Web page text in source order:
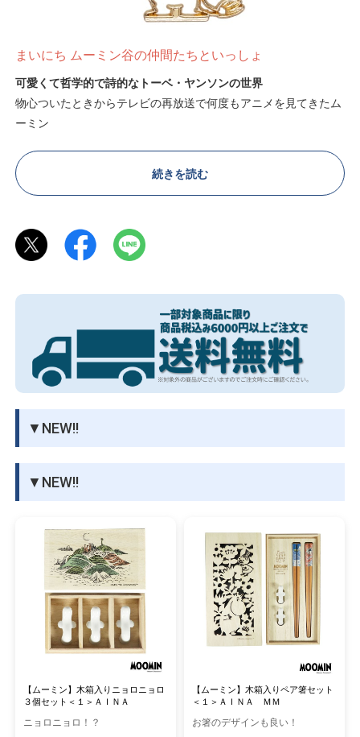
まいにち ムーミン谷の仲間たちといっしょ
可愛くて哲学的で詩的なトーベ・ヤンソンの世界
物心ついたときからテレビの再放送で何度もアニメを見てきたム
ーミン
大学に入るくらいまで日本のアニメキャラクターだと思っていま
した。
ンの描く独特の絵の雰囲気や、それぞれのキャラクターの個性や
細かく描き切られた絵の上手さに驚きました。
な本なんだなと、改めてムーミンの良さが解った気がします。
トーベ・ヤンソンとは
商業画家の娘 としてフィンランドの首都ヘルシンキに誕生。 幼
い頃から才能を発揮し、画 家、イラストレーターとしても活躍。
1945年に小説 「小さなトロールと大き な洪水』を発表し、ムー
ミンをこの世に送り出しました。 2001年に世を去る まで、精力
コ画 など、 ジャンルにとらわれない多くの作品を残していま
ムーミンとは
「ムーミン」は、フィンランドの国民的作家であり、 画家、 芸
術家である トーベ・ヤンソンによってうみだされました。 ムー
ミントロールやその仲間 たちが繰り広げる物語は、50か国以上
の国々で翻訳出版されています。 原作である小説、 コミック
ス、 絵本をもとにしたグッズやスポット、 アニ メーションなど
は、本国フィンランドだけではなく、 日本をはじめとする多 く
の国の人々に愛されています。
続きを読む
▼NEW!!
▼NEW!!
【ムーミン】木箱入りニョロニョロ
３個セット＜１＞ＡＩＮＡ
ニョロニョロ！？
【ムーミン】木箱入りペア箸セット
＜１＞ＡＩＮＡ ＭＭ
お箸のデザインも良い！